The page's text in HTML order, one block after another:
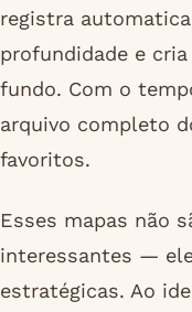
registra
profundidade e
fundo. Com o
arquivo completo
favoritos.
Esses mapas não
interessantes —
estratégicas. Ao